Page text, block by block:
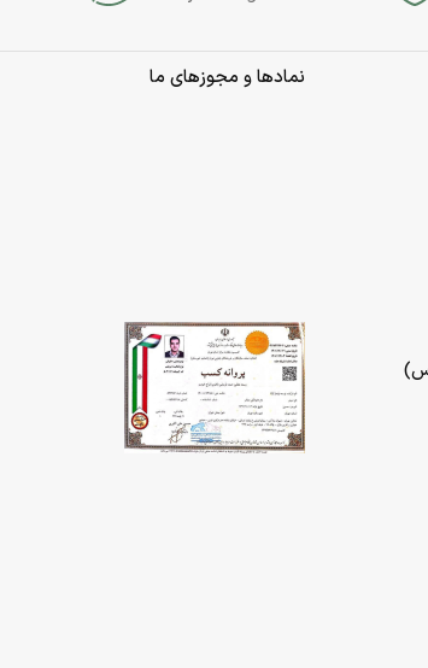
نمادها و مجوزهای ما